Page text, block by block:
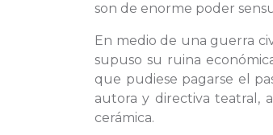
son de enorme poder
En medio de una guerra
supuso su ruina
que pudiese pagarse el
autora y directiva teatral,
cerámica.